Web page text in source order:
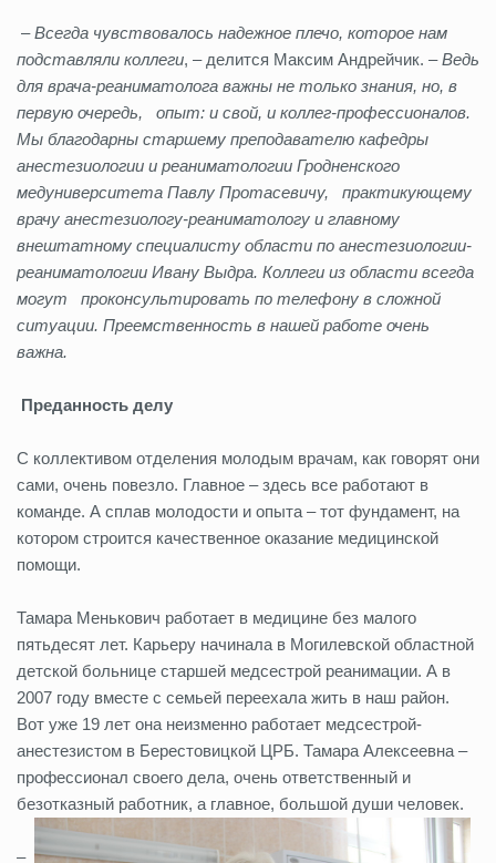
–Всегда чувствовалось надежное плечо, которое нам
подставляли коллеги, – делится Максим Андрейчик. –Ведь
для врача-реаниматолога важны не только знания, но, в
первую очередь, опыт: и свой, и коллег-профессионалов.
Мы благодарны старшему преподавателю кафедры
анестезиологии и реаниматологии Гродненского
медуниверситета Павлу Протасевичу, практикующему
врачу анестезиологу-реаниматологу и главному
внештатному специалисту области по анестезиологии-
реаниматологии Ивану Выдра. Коллеги из области всегда
могут проконсультировать по телефону в сложной
ситуации. Преемственность в нашей работе очень
важна.
Преданность делу
С коллективом отделения молодым врачам, как говорят они
сами, очень повезло. Главное – здесь все работают в
команде. А сплав молодости и опыта – тот фундамент, на
котором строится качественное оказание медицинской
помощи.
Тамара Менькович работает в медицине без малого
пятьдесят лет. Карьеру начинала в Могилевской областной
детской больнице старшей медсестрой реанимации. А в
2007 году вместе с семьей переехала жить в наш район.
Вот уже 19 лет она неизменно работает медсестрой-
анестезистом в Берестовицкой ЦРБ. Тамара Алексеевна –
профессионал своего дела, очень ответственный и
безотказный работник, а главное, большой души человек.
–